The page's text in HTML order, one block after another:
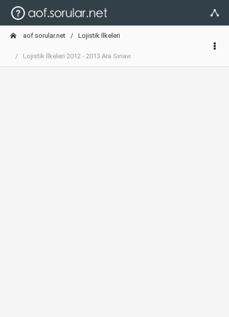
aof.sorular.net Lojistik İlkeleri
Lojistik İlkeleri 2012 - 2013 Ara Sınavı